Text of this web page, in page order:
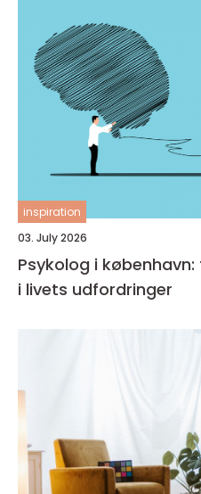
inspiration
03. July 2026
Psykolog i
i livets udfordringer